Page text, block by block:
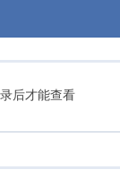
后才能查看